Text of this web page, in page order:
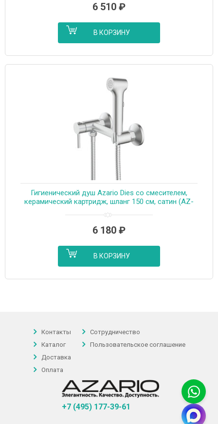
6 510 ₽
В КОРЗИНУ
Гигиенический душ Azario Dies со смесителем,
керамический картридж, шланг 150 см, сатин (AZ-
6 180 ₽
В КОРЗИНУ
Контакты
Каталог
Доставка
Оплата
Сотрудничество
Пользовательское соглашение
+7 (495) 177-39-61